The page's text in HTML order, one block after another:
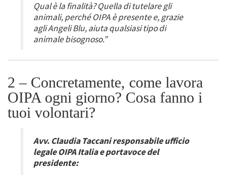
Qual è la finalità? Quella di tutelare gli
animali, perché OIPA è presente e, grazie
agli Angeli Blu, aiuta qualsiasi tipo di
animale bisognoso.”
2 – Concretamente, come lavora
OIPA ogni giorno? Cosa fanno i
tuoi volontari?
Avv. Claudia Taccani responsabile ufficio
legale OIPA Italia e portavoce del
presidente: